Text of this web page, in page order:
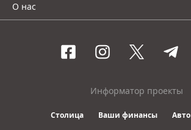
О нас
Информатор проекты
Столица Ваши финансы Авто